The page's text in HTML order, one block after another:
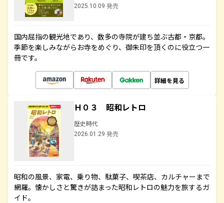
2025.10.09 発売
国内屈指の観光地であり、数多の寺院が建ち並ぶ古都・京都。
季節を楽しみながらお寺をめぐり、御朱印を頂くのに役立つ一
冊です。
詳細を見る
Ｈ０３ 昭和レトロ
歴史時代
2026.01.29 発売
昭和の風景、家電、乗り物、駄菓子、喫茶店、カルチャーまで
網羅。懐かしさと驚きが詰まった昭和レトロの魅力を旅するガ
イド。